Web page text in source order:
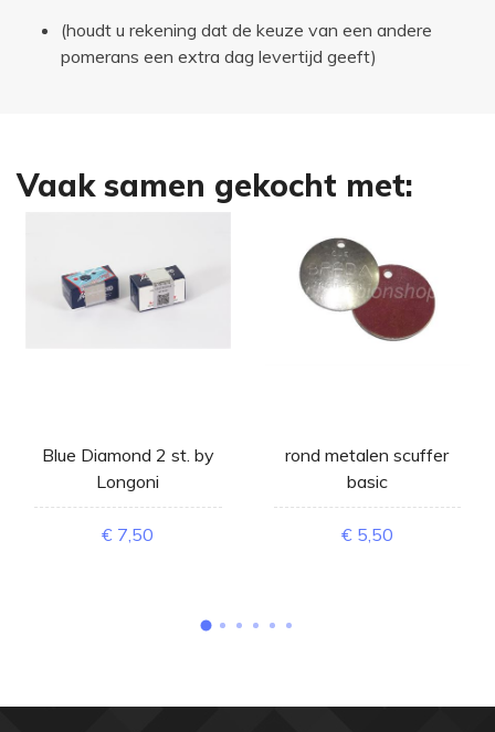
(houdt u rekening dat de keuze van een andere
pomerans een extra dag levertijd geeft)
Vaak samen gekocht met:
Blue Diamond 2 st. by
Longoni
€ 7,50
rond metalen scuffer
basic
€ 5,50